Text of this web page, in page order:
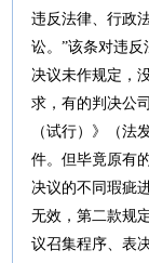
违反法律、行政
讼。”该条对违
决议未作规定，
求，有的判决公
（试行）》（法
件。但毕竟原有
决议的不同瑕疵
无效，第二款规
议召集程序、表